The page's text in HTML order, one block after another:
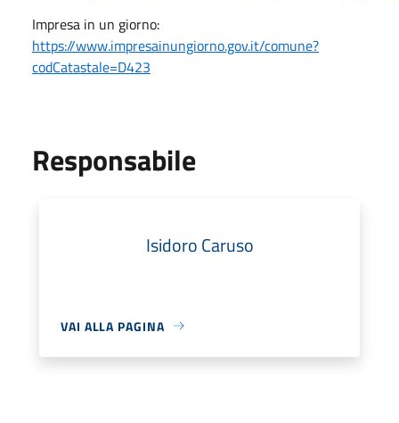
Impresa in un giorno:
https://www.impresainungiorno.gov.it/comune?
codCatastale=D423
Responsabile
Isidoro Caruso
VAI ALLA PAGINA